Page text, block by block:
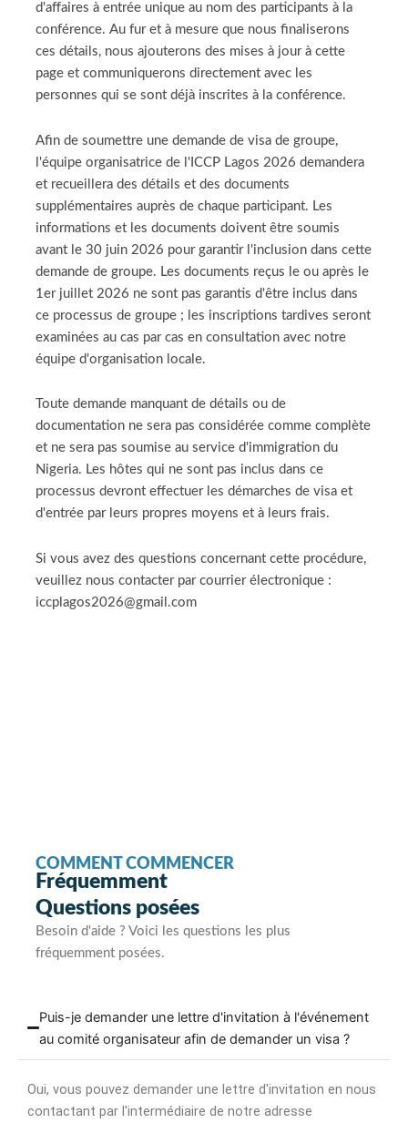
d'affaires à entrée unique au nom des participants à la
conférence. Au fur et à mesure que nous finaliserons
ces détails, nous ajouterons des mises à jour à cette
page et communiquerons directement avec les
personnes qui se sont déjà inscrites à la conférence.
Afin de soumettre une demande de visa de groupe,
l'équipe organisatrice de l'ICCP Lagos 2026 demandera
et recueillera des détails et des documents
supplémentaires auprès de chaque participant. Les
informations et les documents doivent être soumis
avant le 30 juin 2026 pour garantir l'inclusion dans cette
demande de groupe. Les documents reçus le ou après le
1er juillet 2026 ne sont pas garantis d'être inclus dans
ce processus de groupe ; les inscriptions tardives seront
examinées au cas par cas en consultation avec notre
équipe d'organisation locale.
Toute demande manquant de détails ou de
documentation ne sera pas considérée comme complète
et ne sera pas soumise au service d'immigration du
Nigeria. Les hôtes qui ne sont pas inclus dans ce
processus devront effectuer les démarches de visa et
d'entrée par leurs propres moyens et à leurs frais.
Si vous avez des questions concernant cette procédure,
veuillez nous contacter par courrier électronique :
iccplagos2026@gmail.com
COMMENT COMMENCER
Fréquemment
Questions posées
Besoin d'aide ? Voici les questions les plus
fréquemment posées.
Puis-je demander une lettre d'invitation à l'événement
au comité organisateur afin de demander un visa ?
Oui, vous pouvez demander une lettre d'invitation en nous
contactant par l'intermédiaire de notre adresse